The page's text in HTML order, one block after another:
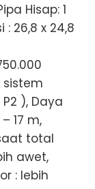
Hisap: 1
: 26,8 x 24,8
sistem
), Daya
17 m,
total
awet,
: lebih